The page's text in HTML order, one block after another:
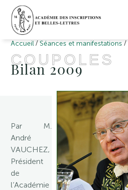
Accueil / Séances et manifestations /
COUPOLES
Bilan 2009
Par M.
André
VAUCHEZ,
Président
de
l’Académie